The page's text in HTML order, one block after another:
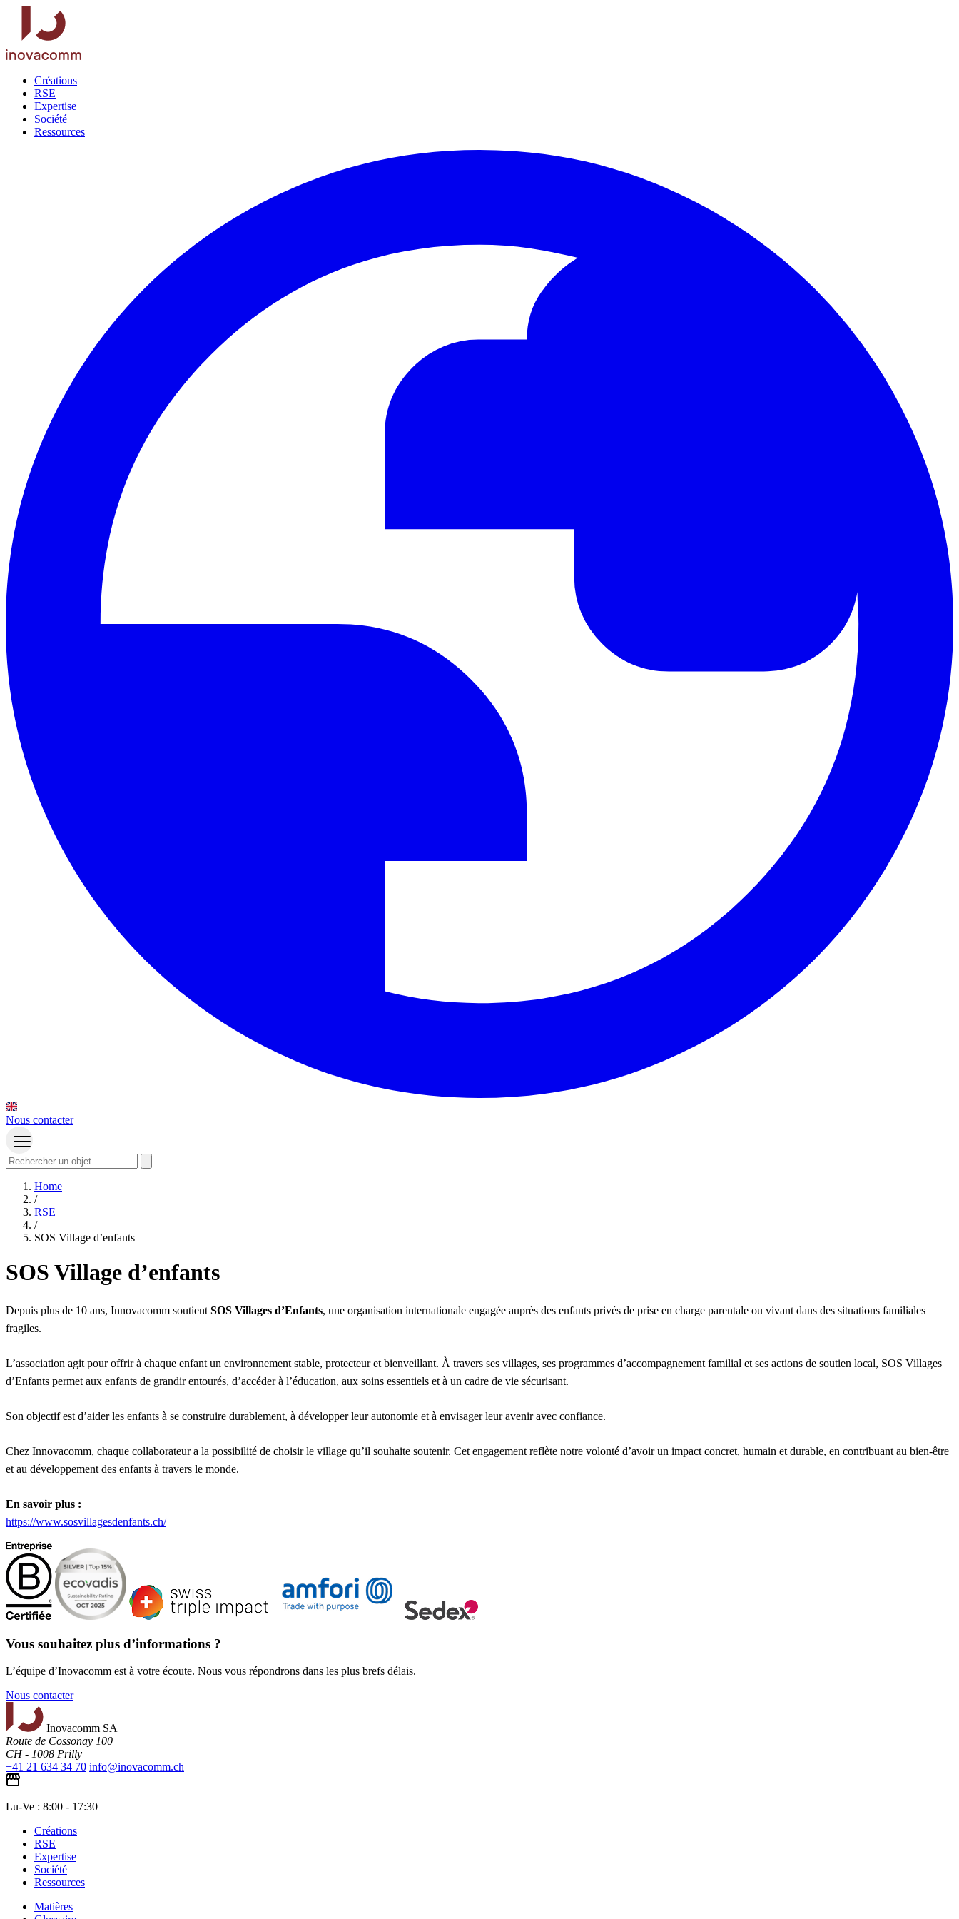
Créations
RSE
Expertise
Société
Ressources
Nous contacter
Home
/
RSE
/
SOS Village d’enfants
SOS Village d’enfants
Depuis plus de 10 ans, Innovacomm soutient SOS Villages d’Enfants, une organisation internationale engagée auprès des enfants privés de prise en charge parentale ou vivant dans des situations familiales
fragiles.
L’association agit pour offrir à chaque enfant un environnement stable, protecteur et bienveillant. À travers ses villages, ses programmes d’accompagnement familial et ses actions de soutien local, SOS Villages
d’Enfants permet aux enfants de grandir entourés, d’accéder à l’éducation, aux soins essentiels et à un cadre de vie sécurisant.
Son objectif est d’aider les enfants à se construire durablement, à développer leur autonomie et à envisager leur avenir avec confiance.
Chez Innovacomm, chaque collaborateur a la possibilité de choisir le village qu’il souhaite soutenir. Cet engagement reflète notre volonté d’avoir un impact concret, humain et durable, en contribuant au bien-être
et au développement des enfants à travers le monde.
En savoir plus :
https://www.sosvillagesdenfants.ch/
Vous souhaitez plus d’informations ?
L’équipe d’Inovacomm est à votre écoute. Nous vous répondrons dans les plus brefs délais.
Nous contacter
Inovacomm SA
Route de Cossonay 100
CH - 1008 Prilly
+41 21 634 34 70 info@inovacomm.ch
Lu-Ve : 8:00 - 17:30
Créations
RSE
Expertise
Société
Ressources
Matières